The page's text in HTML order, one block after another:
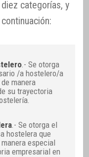
categorías, y
.- Se otorga
/a hostelero/a
manera
su trayectoria
.- Se otorga el
hostelera que
especial
empresarial en